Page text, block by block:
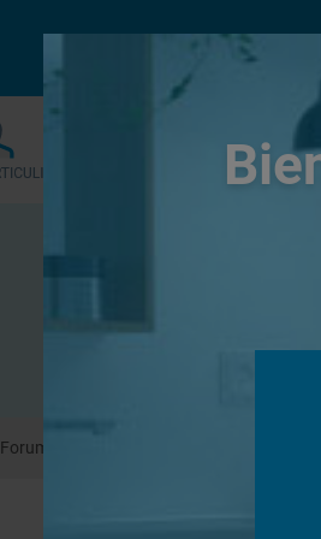
Le forum sera
Forums Instructions/Plan de